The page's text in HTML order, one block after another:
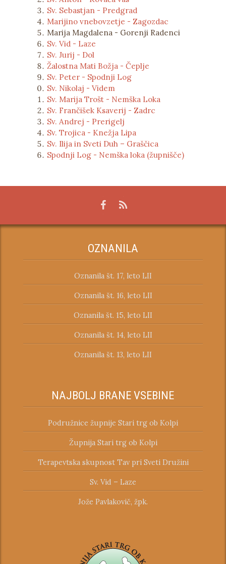
Sv. Sebastjan - Predgrad
Marijino vnebovzetje - Zagozdac
Marija Magdalena - Gorenji Radenci
Sv. Vid - Laze
Sv. Jurij - Dol
Žalostna Mati Božja - Čeplje
Sv. Peter - Spodnji Log
Sv. Nikolaj - Videm
Sv. Marija Trošt - Nemška Loka
Sv. Frančišek Ksaverij - Zadrc
Sv. Andrej - Prerigelj
Sv. Trojica - Knežja Lipa
Sv. Ilija in Sveti Duh – Graščica
Spodnji Log - Nemška loka (župnišče)
OZNANILA
Oznanila št. 17, leto LII
Oznanila št. 16, leto LII
Oznanila št. 15, leto LII
Oznanila št. 14, leto LII
Oznanila št. 13, leto LII
NAJBOLJ BRANE VSEBINE
Podružnice župnije Stari trg ob Kolpi
Župnija Stari trg ob Kolpi
Terapevtska skupnost Tav pri Sveti Družini
Sv. Vid – Laze
Jože Pavlakovič, žpk.